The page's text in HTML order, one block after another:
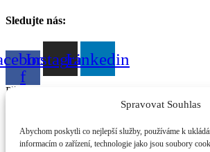
Spravovat Souhlas
Abychom poskytli co nejlepší služby, používáme k
informacím o zařízení, technologie jako jsou soubory
Sledujte nás:
f
InstagramLinkedin
Přihlaste se na workshop